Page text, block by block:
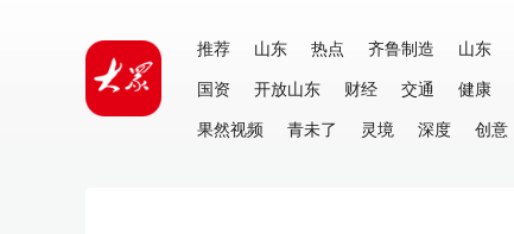
推荐 山东 热点 齐鲁制造 山东
国资
开放山东 财经 交通 健康
果然视频
青未了 灵境 深度 创意